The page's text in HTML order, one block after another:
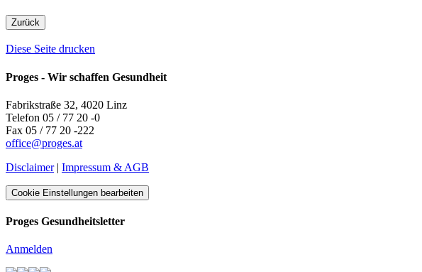
Zurück
Diese Seite drucken
Proges - Wir schaffen Gesundheit
Fabrikstraße 32, 4020 Linz
Telefon 05 / 77 20 -0
Fax 05 / 77 20 -222
office@proges.at
Disclaimer| Impressum & AGB
Cookie Einstellungen bearbeiten
Proges Gesundheitsletter
Anmelden